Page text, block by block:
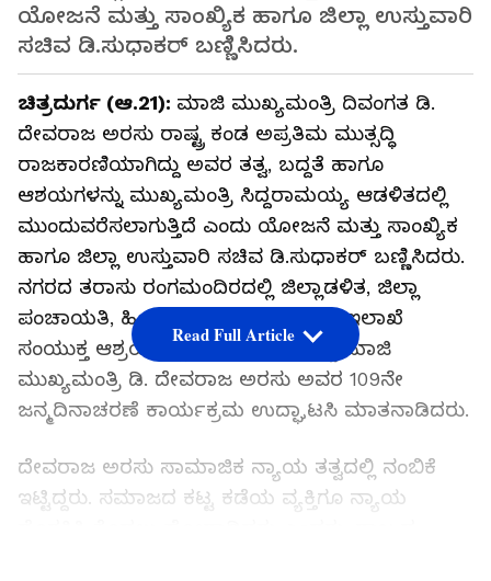
ಯೋಜನೆ ಮತ್ತು ಸಾಂಖ್ಯಿಕ ಹಾಗೂ ಜಿಲ್ಲಾ ಉಸ್ತುವಾರಿ
ಸಚಿವ ಡಿ.ಸುಧಾಕರ್ ಬಣ್ಣಿಸಿದರು.
ಚಿತ್ರದುರ್ಗ (ಆ.21): ಮಾಜಿ ಮುಖ್ಯಮಂತ್ರಿ ದಿವಂಗತ ಡಿ.
ದೇವರಾಜ ಅರಸು ರಾಷ್ಟ್ರ ಕಂಡ ಅಪ್ರತಿಮ ಮುತ್ಸದ್ಧಿ
ರಾಜಕಾರಣಿಯಾಗಿದ್ದು ಅವರ ತತ್ವ, ಬದ್ದತೆ ಹಾಗೂ
ಆಶಯಗಳನ್ನು ಮುಖ್ಯಮಂತ್ರಿ ಸಿದ್ದರಾಮಯ್ಯ ಆಡಳಿತದಲ್ಲಿ
ಮುಂದುವರೆಸಲಾಗುತ್ತಿದೆ ಎಂದು ಯೋಜನೆ ಮತ್ತು ಸಾಂಖ್ಯಿಕ
ಹಾಗೂ ಜಿಲ್ಲಾ ಉಸ್ತುವಾರಿ ಸಚಿವ ಡಿ.ಸುಧಾಕರ್ ಬಣ್ಣಿಸಿದರು.
ನಗರದ ತರಾಸು ರಂಗಮಂದಿರದಲ್ಲಿ ಜಿಲ್ಲಾಡಳಿತ, ಜಿಲ್ಲಾ
ಪಂಚಾಯತಿ, ಹಿಂದುಳಿದ ವರ್ಗಗಳ ಕಲ್ಯಾಣ ಇಲಾಖೆ
ಸಂಯುಕ್ತ ಆಶ್ರಯದಲ್ಲಿ ಆಯೋಜಿಸಲಾಗಿದ್ದ ಮಾಜಿ
ಮುಖ್ಯಮಂತ್ರಿ ಡಿ. ದೇವರಾಜ ಅರಸು ಅವರ 109ನೇ
ಜನ್ಮದಿನಾಚರಣೆ ಕಾರ್ಯಕ್ರಮ ಉದ್ಘಾಟಸಿ ಮಾತನಾಡಿದರು.
ದೇವರಾಜ ಅರಸು ಸಾಮಾಜಿಕ ನ್ಯಾಯ ತತ್ವದಲ್ಲಿ ನಂಬಿಕೆ
ಇಟ್ಟಿದ್ದರು. ಸಮಾಜದ ಕಟ್ಟ ಕಡೆಯ ವ್ಯಕ್ತಿಗೂ ನ್ಯಾಯ
Read Full Article